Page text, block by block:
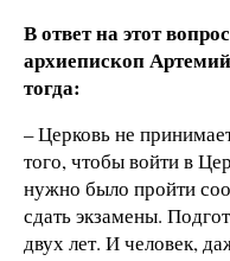
В ответ на этот
архиепископ
тогда:
– Церковь не
того, чтобы войти в
нужно было пройти
сдать экзамены.
двух лет. И человек,